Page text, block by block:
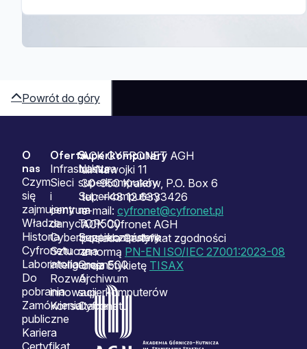
Powrót do góry
Sitemap
O
nas
Czym
się
zajmujemy
Władze
Historia
Cyfronetu
Laboratoria
Do
pobrania
Zamówienia
publiczne
Kariera
Certyfikat
Oferta
Infrastruktura
Sieci
i
centrum
danych
Cyberbezpieczeństwo
Sztuczna
inteligencja
Rozwój
innowacji
Konsultacje
Superkomputery
Nasze
superkomputery
Superkomputery
na
TOP500
Superkomputery
na
Green500
Archiwum
superkomputerów
Cyfronetu
ACK CYFRONET AGH
ul. Nawojki 11
30-950 Kraków, P.O. Box 6
tel.: +48 12 6333426
e-mail: cyfronet@cyfronet.pl
ACK Cyfronet AGH
posiada Certyfikat zgodności
z normą PN-EN ISO/IEC 27001:2023-08
oraz Etykietę TISAX